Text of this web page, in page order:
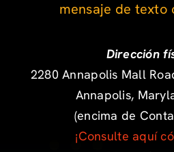
mensaje de texto
Dirección
2280 Annapolis Mall
Annapolis,
(encima de
¡Consulte aquí